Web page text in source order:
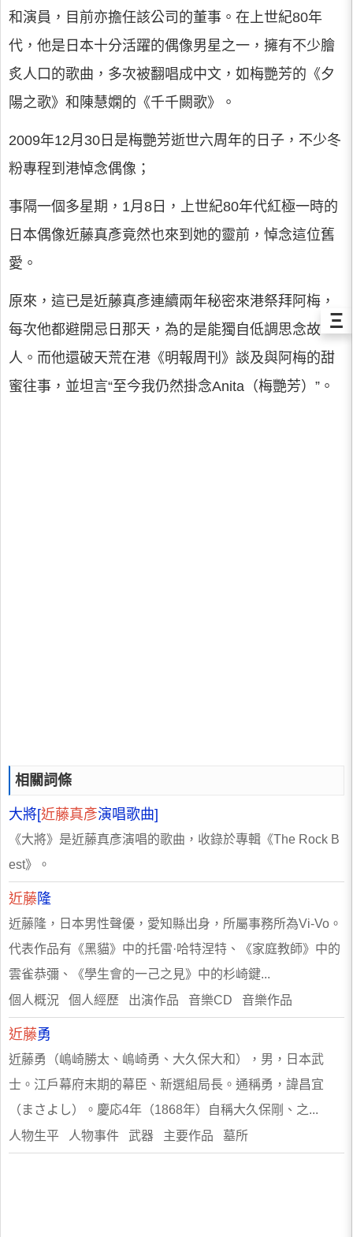
和演員，目前亦擔任該公司的董事。在上世紀80年
代，他是日本十分活躍的偶像男星之一，擁有不少膾
炙人口的歌曲，多次被翻唱成中文，如梅艷芳的《夕
陽之歌》和陳慧嫻的《千千闕歌》。
2009年12月30日是梅艷芳逝世六周年的日子，不少冬
粉專程到港悼念偶像；
事隔一個多星期，1月8日，上世紀80年代紅極一時的
日本偶像近藤真彥竟然也來到她的靈前，悼念這位舊
愛。
原來，這已是近藤真彥連續兩年秘密來港祭拜阿梅，
每次他都避開忌日那天，為的是能獨自低調思念故
人。而他還破天荒在港《明報周刊》談及與阿梅的甜
蜜往事，並坦言“至今我仍然掛念Anita（梅艷芳）”。
相關詞條
大將[近藤真彥演唱歌曲]
《大將》是近藤真彥演唱的歌曲，收錄於專輯《The Rock B
est》。
近藤隆
近藤隆，日本男性聲優，愛知縣出身，所屬事務所為Vi-Vo。
代表作品有《黑貓》中的托雷·哈特涅特、《家庭教師》中的
雲雀恭彌、《學生會的一己之見》中的杉崎鍵...
個人概況 個人經歷 出演作品 音樂CD 音樂作品
近藤勇
近藤勇（嶋崎勝太、嶋崎勇、大久保大和），男，日本武
士。江戶幕府末期的幕臣、新選組局長。通稱勇，諱昌宜
（まさよし）。慶応4年（1868年）自稱大久保剛、之...
人物生平 人物事件 武器 主要作品 墓所
Ξ